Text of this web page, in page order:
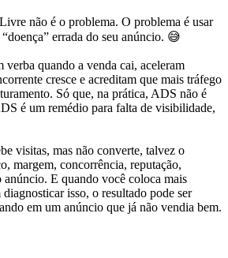
não é o problema. O problema é usar
errada do seu anúncio. 😅
verba quando a venda cai, aceleram
cresce e acreditam que mais tráfego
Só que, na prática, ADS não é
é um remédio para falta de visibilidade,
visitas, mas não converte, talvez o
margem, concorrência, reputação,
anúncio. E quando você coloca mais
isso, o resultado pode ser
em um anúncio que já não vendia bem.